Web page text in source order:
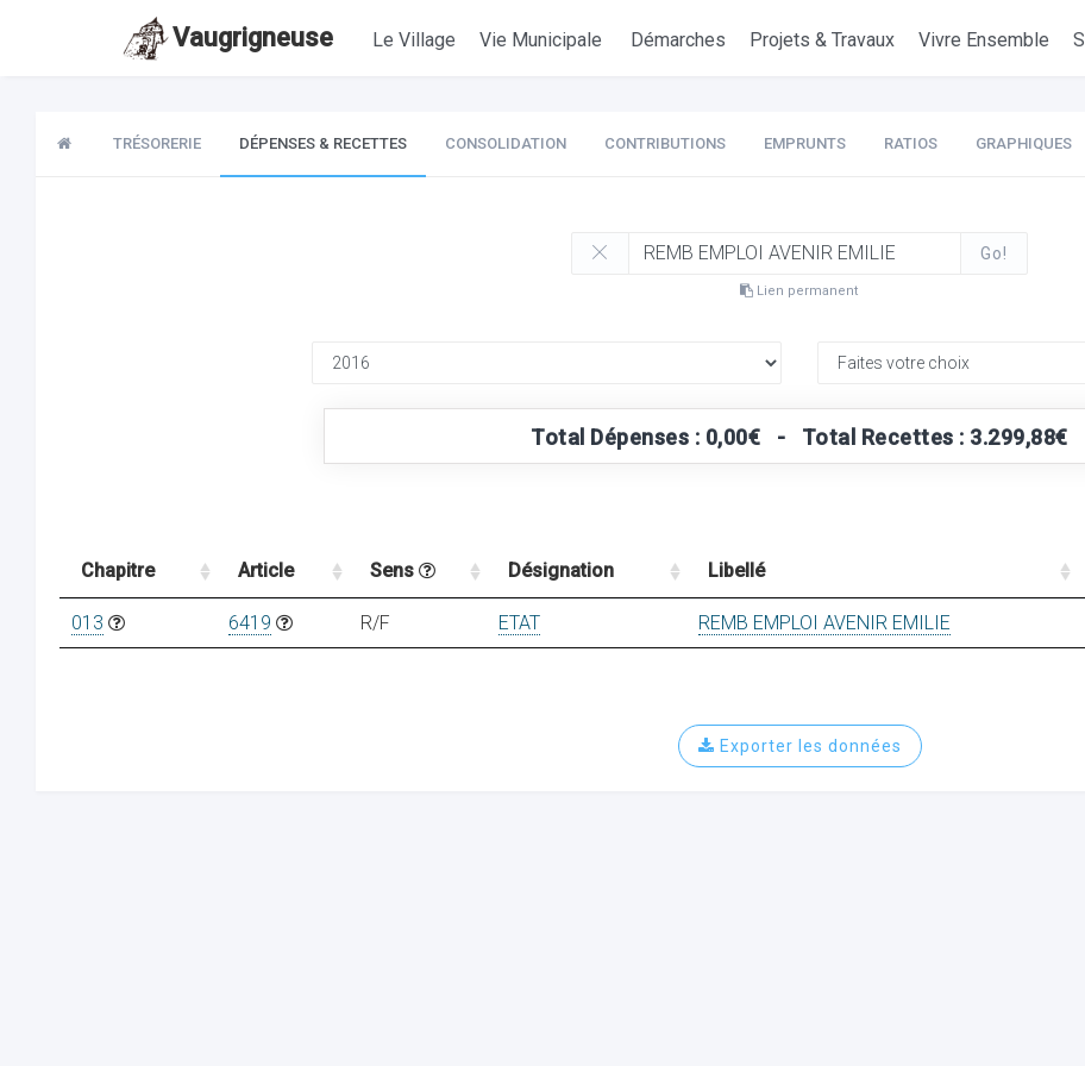
Vaugrigneuse Le Village Vie Municipale Démarches Projets & Travaux Vivre Ensemble
TRÉSORERIE DÉPENSES & RECETTES CONSOLIDATION CONTRIBUTIONS EMPRUNTS RATIOS GRAPHIQUES
Go!
Lien permanent
Total Dépenses : 0,00€ - Total Recettes : 3.299,88€
Chapitre Article Sens Désignation Libellé
013 6419 R/F ETAT REMB EMPLOI AVENIR EMILIE
Exporter les données